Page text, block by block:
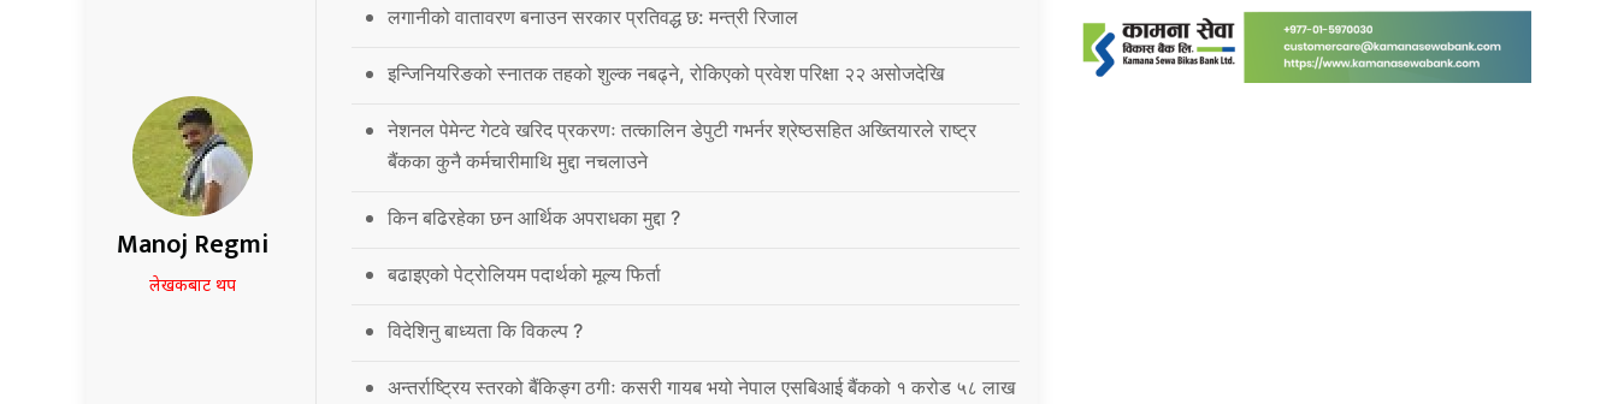
Manoj Regmi
लेखकबाट थप
लगानीको वातावरण बनाउन सरकार प्रतिवद्ध छ: मन्त्री रिजाल
इन्जिनियरिङको स्नातक तहको शुल्क नबढ्ने, रोकिएको प्रवेश परिक्षा २२ असोजदेखि
नेशनल पेमेन्ट गेटवे खरिद प्रकरणः तत्कालिन डेपुटी गभर्नर श्रेष्ठसहित अख्तियारले राष्ट्र
बैंकका कुनै कर्मचारीमाथि मुद्दा नचलाउने
किन बढिरहेका छन आर्थिक अपराधका मुद्दा ?
बढाइएको पेट्रोलियम पदार्थको मूल्य फिर्ता
विदेशिनु बाध्यता कि विकल्प ?
अन्तर्राष्ट्रिय स्तरको बैंकिङ्ग ठगीः कसरी गायब भयो नेपाल एसबिआई बैंकको १ करोड ५८ लाख